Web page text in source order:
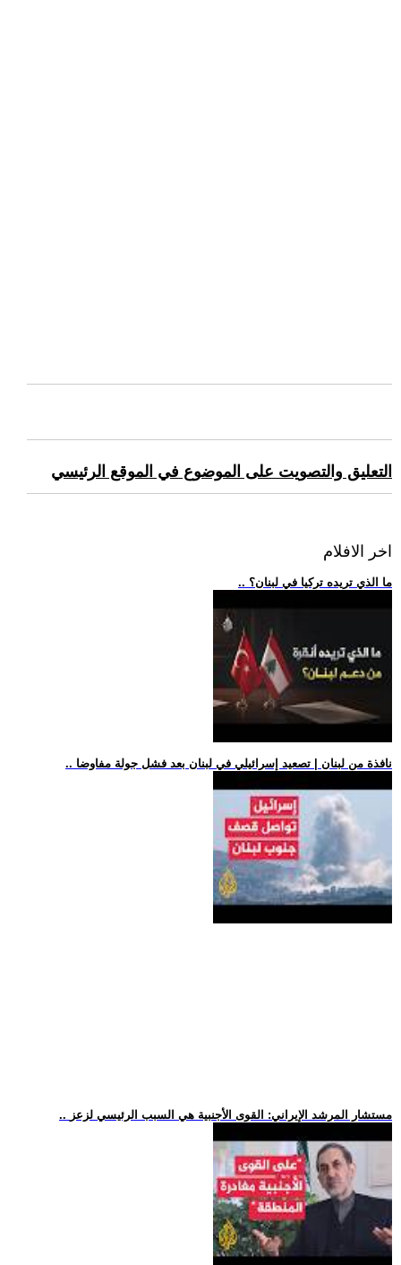
التعليق والتصويت على الموضوع في الموقع الرئيسي
اخر الافلام
.. ما الذي تريده تركيا في لبنان؟
.. نافذة من لبنان | تصعيد إسرائيلي في لبنان بعد فشل جولة مفاوضا
.. مستشار المرشد الإيراني: القوى الأجنبية هي السبب الرئيسي لزعز